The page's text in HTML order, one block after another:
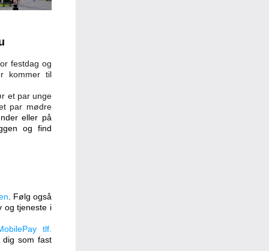
festdag og
kommer til
et par unge
par mødre
eller på
og find
. Følg også
og tjeneste i
tlf.
dig som fast